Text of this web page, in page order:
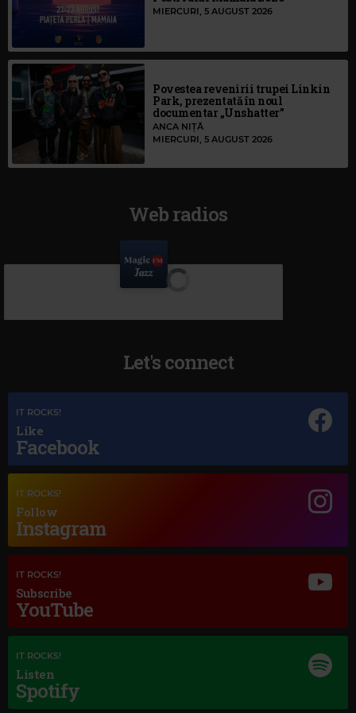
MIERCURI, 5 AUGUST 2026
Povestea revenirii trupei Linkin
Park, prezentată în noul
documentar „Unshatter”
ANCA NIȚĂ
MIERCURI, 5 AUGUST 2026
Web radios
Let's connect
IT ROCKS!
Like
Facebook
IT ROCKS!
Follow
Instagram
IT ROCKS!
Subscribe
YouTube
IT ROCKS!
Listen
Spotify